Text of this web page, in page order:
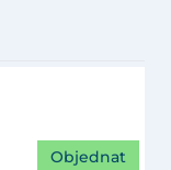
Objednat